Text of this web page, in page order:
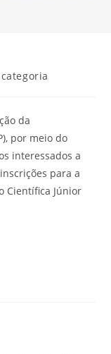
da
por meio do
interessados a
para a
Científica Júnior